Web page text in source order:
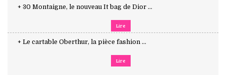
+ 30 Montaigne, le nouveau It bag de Dior ...
Lire
+ Le cartable Oberthur, la pièce fashion ...
Lire